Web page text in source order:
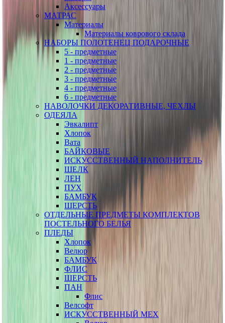
Аксессуары
МАТРАС
Материалы
Материалы коврового склада
НАБОРЫ ПОЛОТЕНЕЦ ПОДАРОЧНЫЕ
5 - предметные
1 - предметные
2 - предметные
3 - предметные
4 - предметные
6 - предметные
НАВОЛОЧКИ ДЕКОРАТИВНЫЕ, ЧЕХЛЫ
ОДЕЯЛА
Эвкалипт
Хлопок
Вата
БАЙКОВЫЕ
ИСКУССТВЕННЫЙ НАПОЛНИТЕЛЬ
ШЕЛК
ЛЕН
ПУХ
БАМБУК
ШЕРСТЬ
ОТДЕЛЬНЫЕ ПРЕДМЕТЫ КОМПЛЕКТОВ
ПОСТЕЛЬНОГО БЕЛЬЯ
ПЛЕДЫ
Хлопок
Велюр
БАМБУК
ФЛИС
ШЕРСТЬ
ПАН
Флис
Велсофт
ИСКУССТВЕННЫЙ МЕХ